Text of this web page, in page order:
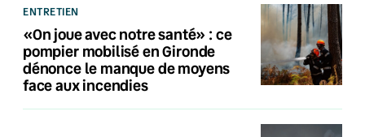
ENTRETIEN
«On joue avec notre santé» : ce
pompier mobilisé en Gironde
dénonce le manque de moyens
face aux incendies